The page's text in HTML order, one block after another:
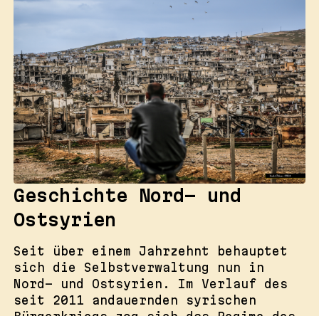
Geschichte Nord- und
Ostsyrien
Seit über einem Jahrzehnt behauptet
sich die Selbstverwaltung nun in
Nord- und Ostsyrien. Im Verlauf des
seit 2011 andauernden syrischen